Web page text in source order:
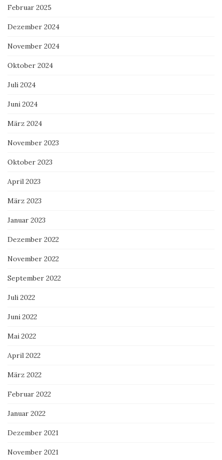
Februar 2025
Dezember 2024
November 2024
Oktober 2024
Juli 2024
Juni 2024
März 2024
November 2023
Oktober 2023
April 2023
März 2023
Januar 2023
Dezember 2022
November 2022
September 2022
Juli 2022
Juni 2022
Mai 2022
April 2022
März 2022
Februar 2022
Januar 2022
Dezember 2021
November 2021